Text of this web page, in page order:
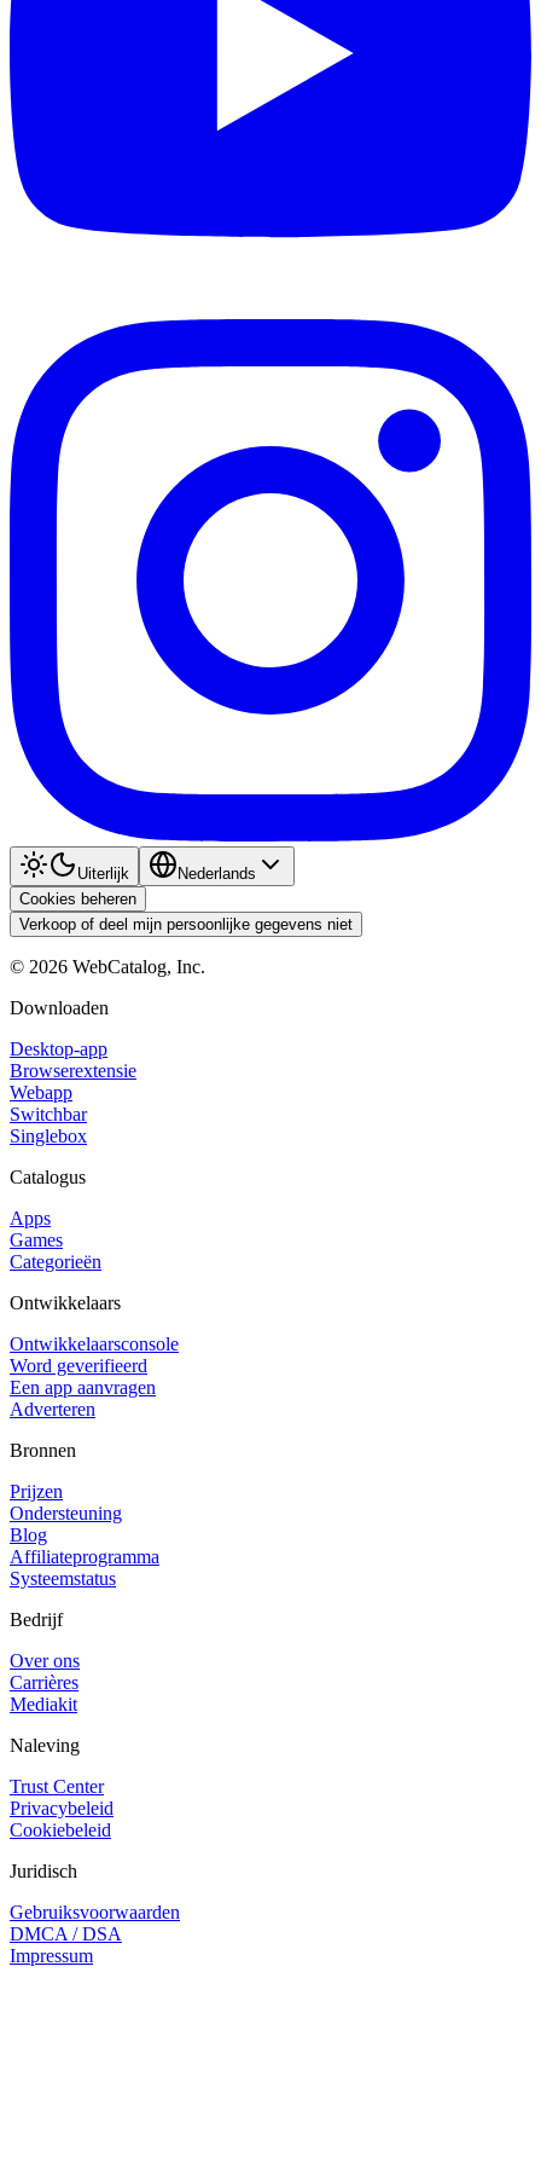
Uiterlijk
Nederlands
Cookies beheren
Verkoop of deel mijn persoonlijke gegevens niet
© 2026 WebCatalog, Inc.
Downloaden
Desktop-app
Browserextensie
Webapp
Switchbar
Singlebox
Catalogus
Apps
Games
Categorieën
Ontwikkelaars
Ontwikkelaarsconsole
Word geverifieerd
Een app aanvragen
Adverteren
Bronnen
Prijzen
Ondersteuning
Blog
Affiliateprogramma
Systeemstatus
Bedrijf
Over ons
Carrières
Mediakit
Naleving
Trust Center
Privacybeleid
Cookiebeleid
Juridisch
Gebruiksvoorwaarden
DMCA / DSA
Impressum